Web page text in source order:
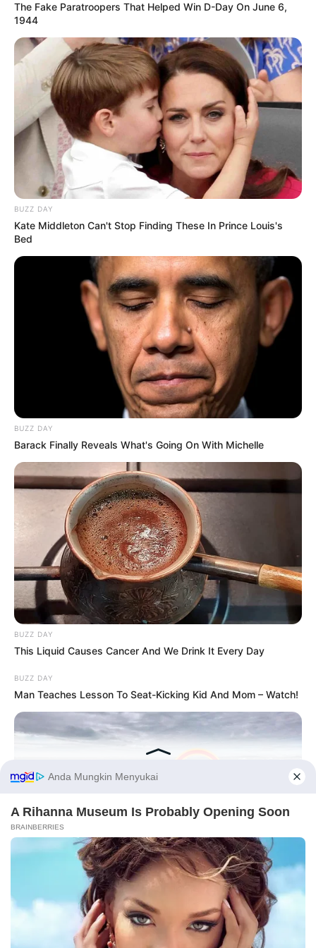
Quotes
Perempuan itu penyeimbang, penyelaras di era
globalisasi ini. Dan itu sangat penting
You cannot depend on anybody. You are your own
director of your life.
Foto – foto Wulan Guritno
1. Di umurnya yang sudah tidak muda lagi, Wulan masih
tetap awet muda
(foto: instagram/wulanguritno)
2. Ia suka gym dan yoga untuk mempertahankan bentuk
tubuhnya
The Fake Paratroopers That Helped Win D-Day On June 6,
1944
BUZZ DAY
Kate Middleton Can't Stop Finding These In Prince Louis's
Bed
BUZZ DAY
Barack Finally Reveals What's Going On With Michelle
BUZZ DAY
This Liquid Causes Cancer And We Drink It Every Day
BUZZ DAY
Man Teaches Lesson To Seat-Kicking Kid And Mom – Watch!
Fishermen See An Animal On An Iceberg, But Then They Look
Closer!